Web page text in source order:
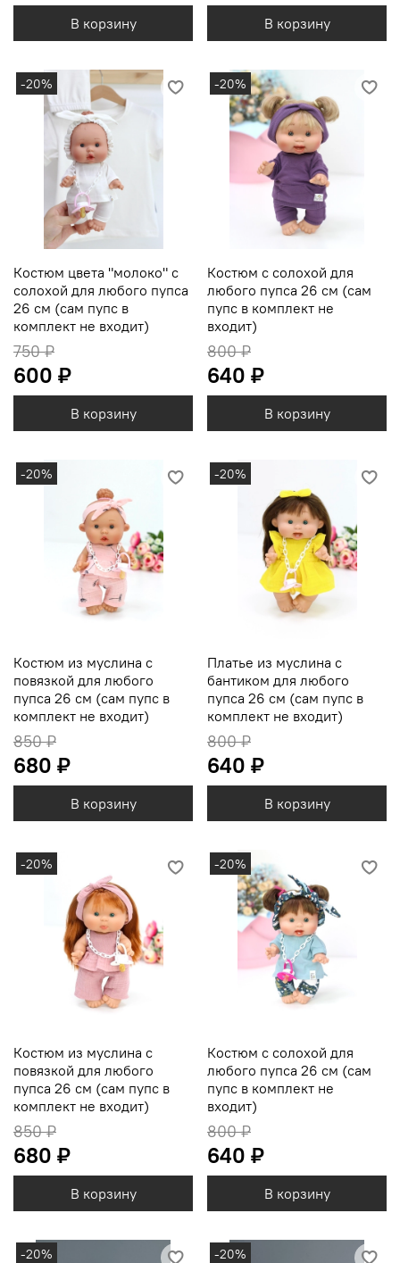
В корзину В корзину
-20%
Костюм цвета "молоко" с
солохой для любого пупса
26 см (сам пупс в
комплект не входит)
750 ₽
600 ₽
В корзину
-20%
Костюм с солохой для
любого пупса 26 см (сам
пупс в комплект не
входит)
800 ₽
640 ₽
В корзину
-20%
Костюм из муслина с
повязкой для любого
пупса 26 см (сам пупс в
комплект не входит)
850 ₽
680 ₽
В корзину
-20%
Платье из муслина с
бантиком для любого
пупса 26 см (сам пупс в
комплект не входит)
800 ₽
640 ₽
В корзину
-20%
Костюм из муслина с
повязкой для любого
пупса 26 см (сам пупс в
комплект не входит)
850 ₽
680 ₽
В корзину
-20%
Костюм с солохой для
любого пупса 26 см (сам
пупс в комплект не
входит)
800 ₽
640 ₽
В корзину
-20% -20%